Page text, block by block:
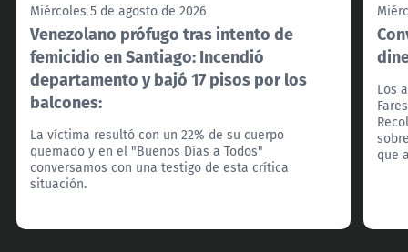
Miércoles 5 de agosto de 2026
Venezolano prófugo tras intento de
femicidio en Santiago: Incendió
departamento y bajó 17 pisos por los
balcones:
La víctima resultó con un 22% de su cuerpo
quemado y en el "Buenos Días a Todos"
conversamos con una testigo de esta crítica
situación.
Los
que